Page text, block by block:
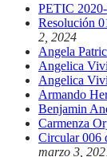
PETIC
Resolución
2, 2024
Angela
Angelica
Angelica
Armando
Benjamin
Carmenza
Circular 006
marzo 3,